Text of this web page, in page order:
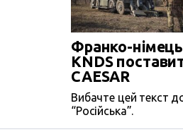
Франко-
KNDS
CAESAR
Вибачте цей текст
“Російська”.